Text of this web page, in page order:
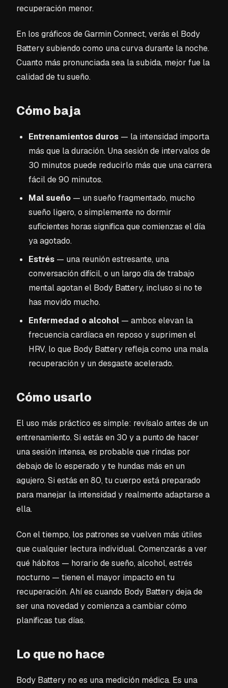
recuperación menor.
En los gráficos de Garmin Connect, verás el Body
Battery subiendo como una curva durante la noche.
Cuanto más pronunciada sea la subida, mejor fue la
calidad de tu sueño.
Cómo baja
Entrenamientos duros — la intensidad importa
más que la duración. Una sesión de intervalos de
30 minutos puede reducirlo más que una carrera
fácil de 90 minutos.
Mal sueño — un sueño fragmentado, mucho
sueño ligero, o simplemente no dormir
suficientes horas significa que comienzas el día
ya agotado.
Estrés — una reunión estresante, una
conversación difícil, o un largo día de trabajo
mental agotan el Body Battery, incluso si no te
has movido mucho.
Enfermedad o alcohol — ambos elevan la
frecuencia cardíaca en reposo y suprimen el
HRV, lo que Body Battery refleja como una mala
recuperación y un desgaste acelerado.
Cómo usarlo
El uso más práctico es simple: revísalo antes de un
entrenamiento. Si estás en 30 y a punto de hacer
una sesión intensa, es probable que rindas por
debajo de lo esperado y te hundas más en un
agujero. Si estás en 80, tu cuerpo está preparado
para manejar la intensidad y realmente adaptarse a
ella.
Con el tiempo, los patrones se vuelven más útiles
que cualquier lectura individual. Comenzarás a ver
qué hábitos — horario de sueño, alcohol, estrés
nocturno — tienen el mayor impacto en tu
recuperación. Ahí es cuando Body Battery deja de
ser una novedad y comienza a cambiar cómo
planificas tus días.
Lo que no hace
Body Battery no es una medición médica. Es una